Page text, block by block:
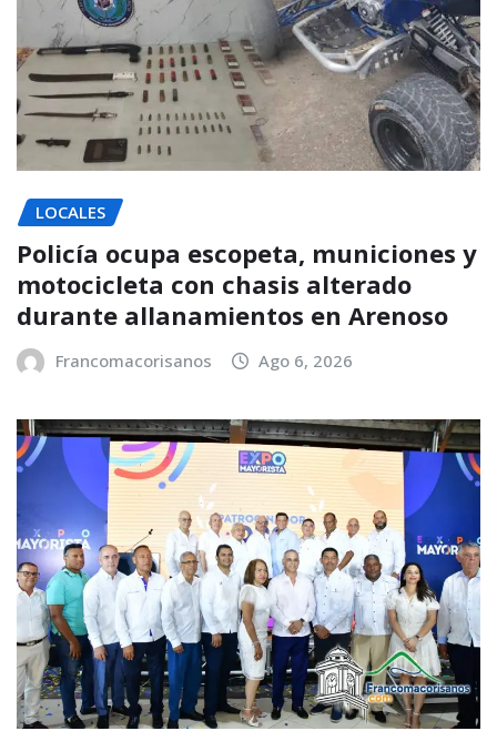
LOCALES
Policía ocupa escopeta, municiones y
motocicleta con chasis alterado
durante allanamientos en Arenoso
Francomacorisanos Ago 6, 2026